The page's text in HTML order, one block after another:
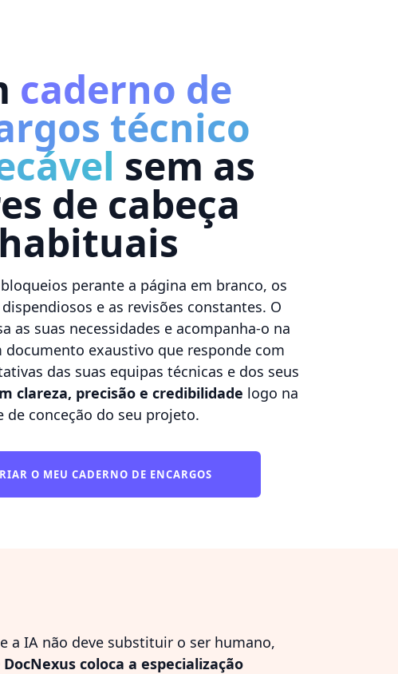
caderno de
técnico
sem as
de cabeça
habituais
perante a página em branco, os
e as revisões constantes. O
as suas necessidades e acompanha-o na
documento exaustivo que responde com
das suas equipas técnicas e dos seus
clareza, precisão e credibilidade logo na
de conceção do seu projeto.
O MEU CADERNO DE ENCARGOS
a IA não deve substituir o ser humano,
DocNexus coloca a especialização